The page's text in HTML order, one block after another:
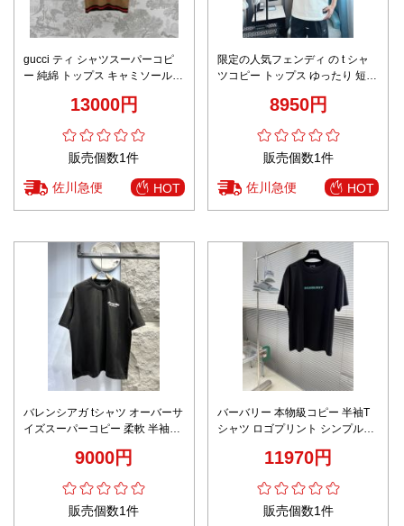
gucci ティ シャツスーパーコピ
ー 純綿 トップス キャミソール
刺繍 ブラウン13000円
販売個数1件
佐川急便 HOT
限定の人気フェンディ の t シャ
ツコピー トップス ゆったり 短袖
8950円
販売個数1件
佐川急便 HOT
バレンシアガ tシャツ オーバーサ
イズスーパーコピー 柔軟 半袖ト
ト 100％綿 ブラック
9000円
販売個数1件
バーバリー 本物級コピー 半袖T
シャツ ロゴプリント シンプルデ
11970円
販売個数1件